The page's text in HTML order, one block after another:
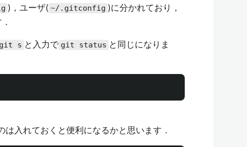
)，ユーザ( ~/.gitconfig )に分かれており，
git s と入力で git status と同じになりま
入れておくと便利になるかと思います．